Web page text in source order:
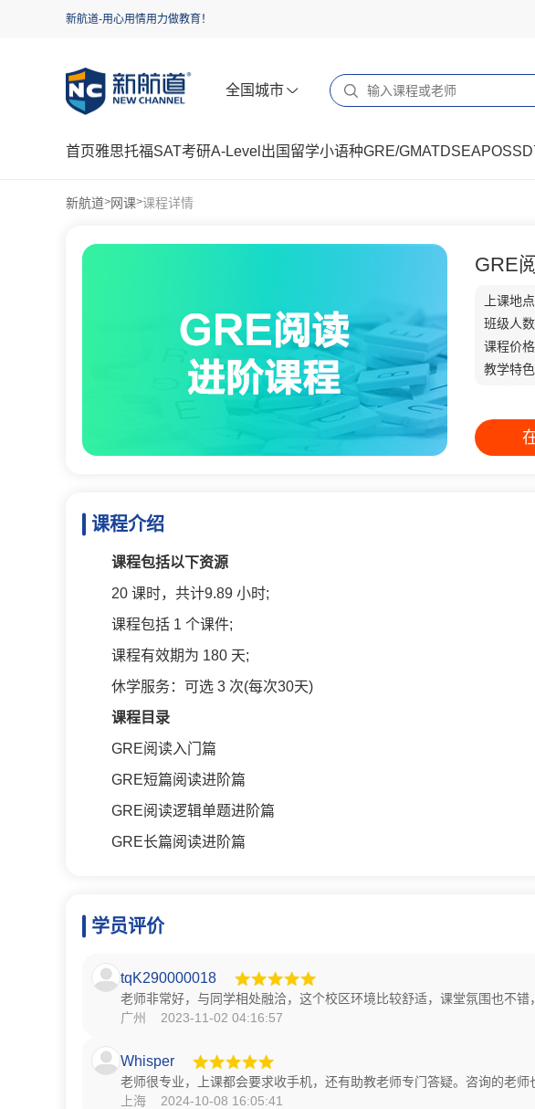
新航道-用心用情用力做教育！
全国城市
首页雅思托福SAT考研A-Level 出国留学小语种GRE/GMATDSEAPOSSD
新航道>网课>课程详情
GRE
上课地点
班级人
课程价
教学特色
课程介绍
课程包括以下资源
20 课时，共计9.89 小时;
课程包括 1 个课件;
课程有效期为 180 天;
休学服务：可选 3 次(每次30天)
课程目录
GRE阅读入门篇
GRE短篇阅读进阶篇
GRE阅读逻辑单题进阶篇
GRE长篇阅读进阶篇
学员评价
tqK290000018
老师非常好，与同学相处融洽，这个校区环境比较舒适，课堂氛围也不错
广州 2023-11-02 04:16:57
Whisper
老师很专业，上课都会要求收手机，还有助教老师专门答疑。咨询的老师
上海 2024-10-08 16:05:41
* 验证码:
我已